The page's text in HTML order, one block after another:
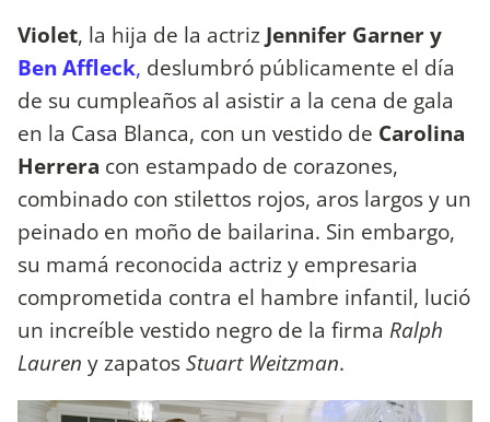
Violet, la hija de la actriz Jennifer Garner y
Ben Affleck, deslumbró públicamente el día
de su cumpleaños al asistir a la cena de gala
en la Casa Blanca, con un vestido de Carolina
Herrera con estampado de corazones,
combinado con stilettos rojos, aros largos y un
peinado en moño de bailarina. Sin embargo,
su mamá reconocida actriz y empresaria
comprometida contra el hambre infantil, lució
un increíble vestido negro de la firma Ralph
Lauren y zapatosStuart Weitzman.